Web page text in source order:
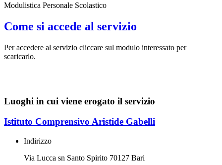
Modulistica Personale Scolastico
Come si accede al servizio
Per accedere al servizio cliccare sul modulo interessato per
scaricarlo.
Luoghi in cui viene erogato il servizio
Istituto Comprensivo Aristide Gabelli
Indirizzo
Via Lucca sn Santo Spirito 70127 Bari